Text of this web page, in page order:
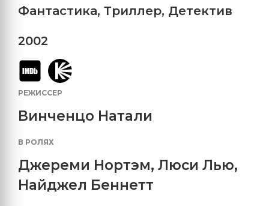
Фантастика, Триллер, Детектив
2002
РЕЖИССЕР
Винченцо Натали
В РОЛЯХ
Джереми Нортэм, Люси Лью,
Найджел Беннетт